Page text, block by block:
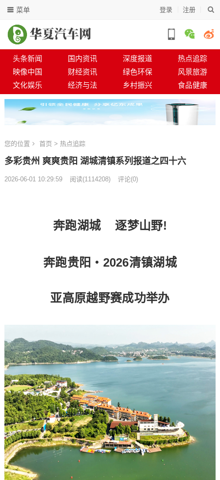
登录 注册
菜单
头条新闻 国内资讯 深度报道
热点追踪
映像中国
财经资讯 绿色环保
风景旅游
文化娱乐
经济与法 乡村振兴 食品健康
您的位置 首页 > 热点追踪
多彩贵州 爽爽贵阳 湖城清镇系列报道之四十六
2026-06-01 10:29:59 阅读(1114208) 评论(0)
奔跑湖城 逐梦山野!
奔跑贵阳・2026清镇湖城
亚高原越野赛成功举办